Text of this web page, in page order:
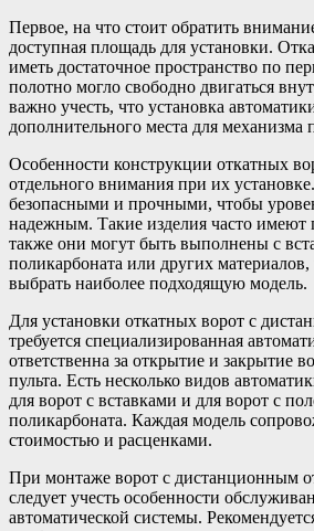
Первое, на что стоит обратить
доступная площадь для установки.
иметь достаточное пространство по
полотно могло свободно двигаться
важно учесть, что установка
дополнительного места для
Особенности конструкции откатных
отдельного внимания при их
безопасными и прочными, чтобы
надежным. Такие изделия часто имеют
также они могут быть выполнены с
поликарбоната или других
выбрать наиболее подходящую модель.
Для установки откатных ворот с
требуется специализированная
ответственна за открытие и закрытие
пульта. Есть несколько видов
для ворот с вставками и для ворот с
поликарбоната. Каждая модель
стоимостью и расценками.
При монтаже ворот с дистанционным
следует учесть особенности
автоматической системы.